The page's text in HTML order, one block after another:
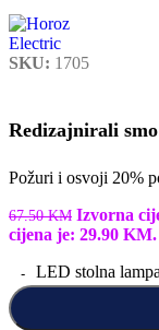
SKU: 1705
Redizajnirali
Požuri i osvoji 20%
67.50KM Izvorna
cijena je: 29.90 KM.
LED stolna